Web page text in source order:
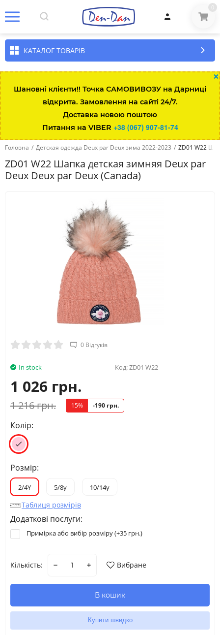
0
КАТАЛОГ ТОВАРІВ
×
Шановні клієнти!! Точка САМОВИВОЗУ на Дарниці
відкрита. Замовлення на сайті 24/7.
Доставка новою поштою
Питання на VIBER +38 (067) 907-81-74
Головна / Детская одежда Deux par Deux зима 2022-2023 / ZD01 W22
ZD01 W22 Шапка детская зимняя Deux par
Deux Deux par Deux (Canada)
0 Відгуків
In stock Код:ZD01 W22
1 026 грн.
1 216 грн. 15% -190 грн.
Колір:
Розмір:
2/4Y 5/8y 10/14y
Таблиця розмірів
Додаткові послуги:
Примірка або вибір розміру (+35 грн.)
Кількість: Вибране
В кошик
Купити швидко